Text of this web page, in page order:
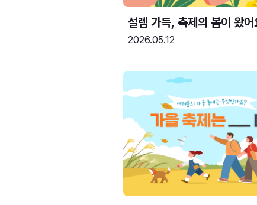
설렘 가득, 축제의 봄이 왔어
2026.05.12